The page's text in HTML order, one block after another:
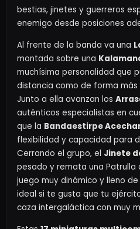
bestias, jinetes y guerreros
enemigo desde posiciones
Al frente de la banda va una
montada sobre una
muchísima personalidad que
distancia como de forma
Junto a ella avanzan los
auténticos especialistas en
que la Bandaestirpe
flexibilidad y capacidad para
Cerrando el grupo, el Jinete
pesado y remata una Patrulla
juego muy dinámico y lleno
ideal si te gusta que tu
caza intergaláctica con muy